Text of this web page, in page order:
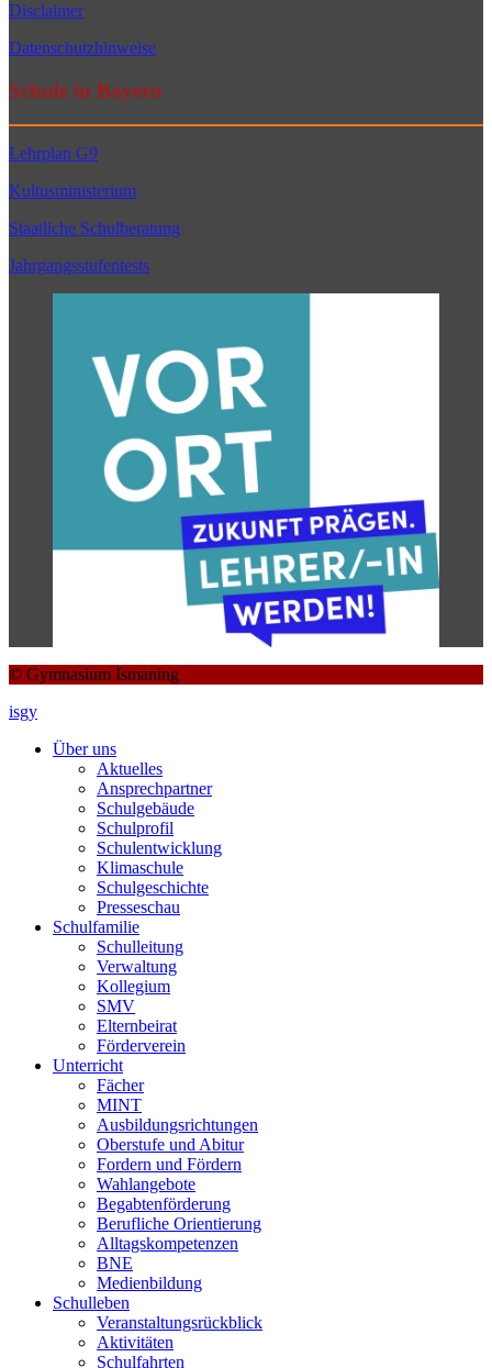
Disclaimer
Datenschutzhinweise
Schule in Bayern
Lehrplan G9
Kultusministerium
Staatliche Schulberatung
Jahrgangsstufentests
© Gymnasium Ismaning
isgy
Über uns
Aktuelles
Ansprechpartner
Schulgebäude
Schulprofil
Schulentwicklung
Klimaschule
Schulgeschichte
Presseschau
Schulfamilie
Schulleitung
Verwaltung
Kollegium
SMV
Elternbeirat
Förderverein
Unterricht
Fächer
MINT
Ausbildungsrichtungen
Oberstufe und Abitur
Fordern und Fördern
Wahlangebote
Begabtenförderung
Berufliche Orientierung
Alltagskompetenzen
BNE
Medienbildung
Schulleben
Veranstaltungsrückblick
Aktivitäten
Schulfahrten